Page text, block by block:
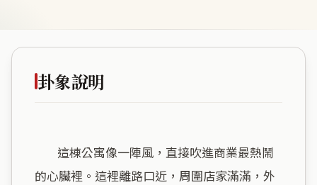
卦象說明
的心臟裡。這裡離路口近，周圍店家滿滿，外